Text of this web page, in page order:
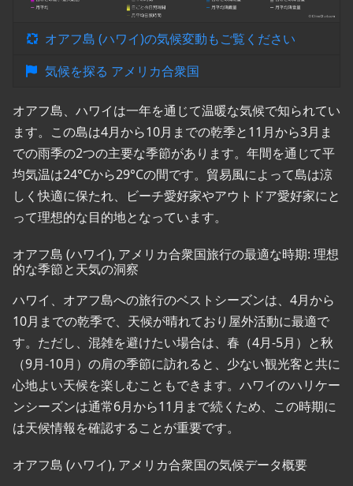
オアフ島 (ハワイ)の気候変動もご覧ください
気候を探る アメリカ合衆国
オアフ島、ハワイは一年を通じて温暖な気候で知られてい
ます。この島は4月から10月までの乾季と11月から3月ま
での雨季の2つの主要な季節があります。年間を通じて平
均気温は24°Cから29°Cの間です。貿易風によって島は涼
しく快適に保たれ、ビーチ愛好家やアウトドア愛好家にと
って理想的な目的地となっています。
オアフ島 (ハワイ), アメリカ合衆国旅行の最適な時期: 理想
的な季節と天気の洞察
ハワイ、オアフ島への旅行のベストシーズンは、4月から
10月までの乾季で、天候が晴れており屋外活動に最適で
す。ただし、混雑を避けたい場合は、春（4月-5月）と秋
（9月-10月）の肩の季節に訪れると、少ない観光客と共に
心地よい天候を楽しむこともできます。ハワイのハリケー
ンシーズンは通常6月から11月まで続くため、この時期に
は天候情報を確認することが重要です。
オアフ島 (ハワイ), アメリカ合衆国の気候データ概要